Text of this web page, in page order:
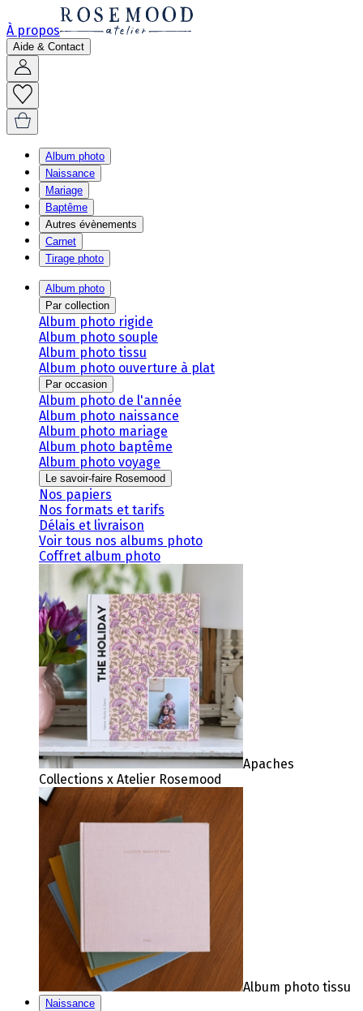
À propos
Aide & Contact
Album photo
Naissance
Mariage
Baptême
Autres évènements
Carnet
Tirage photo
Album photo
Par collection
Album photo rigide
Album photo souple
Album photo tissu
Album photo ouverture à plat
Par occasion
Album photo de l'année
Album photo naissance
Album photo mariage
Album photo baptême
Album photo voyage
Le savoir-faire Rosemood
Nos papiers
Nos formats et tarifs
Délais et livraison
Voir tous nos albums photo
Coffret album photo
Apaches
Collections x Atelier Rosemood
Album photo tissu
Naissance